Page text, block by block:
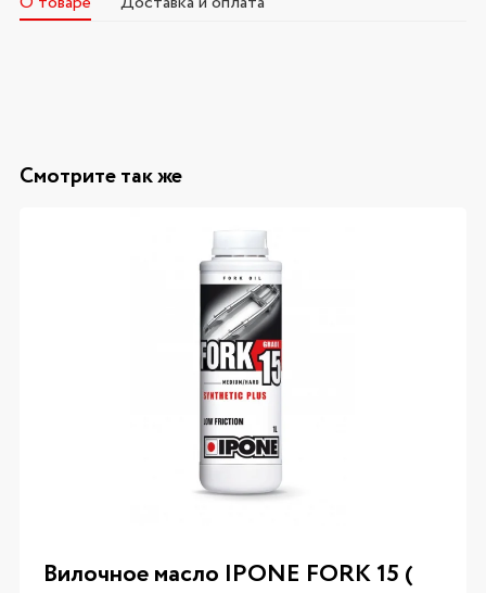
Смотрите так же
Вилочное масло IPONE FORK 15 (